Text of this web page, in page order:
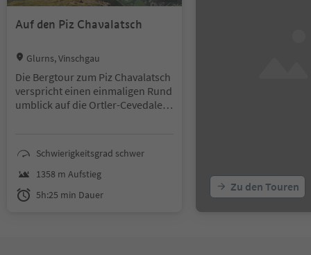
Auf den Piz Chavalatsch
Location:
Glurns, Vinschgau
Die Bergtour zum Piz Chavalatsch
verspricht einen einmaligen Rund
umblick auf die Ortler-Cevedale G
Schwierigkeitsgrad schwer
1358 m Aufstieg
5h:25 min Dauer
Zu den Touren